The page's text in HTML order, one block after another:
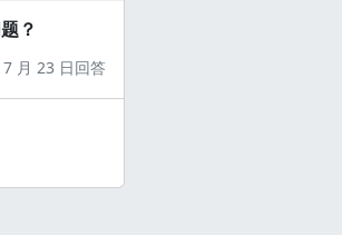
？
7 月 23 日回答